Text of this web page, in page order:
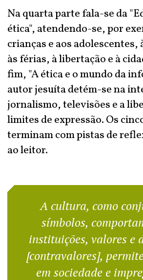
Na quarta parte fala-se da
ética", atendendo-se, por
crianças e aos adolescentes,
às férias, à libertação e à
fim, "A ética e o mundo da
autor jesuíta detém-se na
jornalismo, televisões e a
limites de expressão. Os
terminam com pistas de
ao leitor.
A cultura, como
símbolos,
instituições, valores e
[contravalores],
em sociedade e